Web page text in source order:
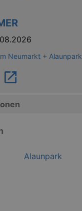
Neumarkt + Alaunpark